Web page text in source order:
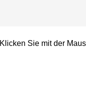
Sie mit der